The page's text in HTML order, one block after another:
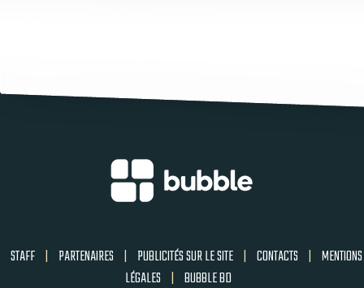
STAFF | PARTENAIRES | PUBLICITÉS SUR LE SITE | CONTACTS | MENTIONS
LÉGALES | BUBBLE BD